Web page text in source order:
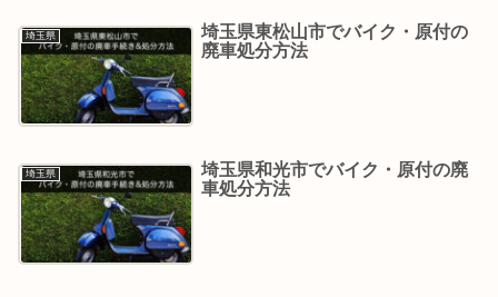
埼玉県
埼玉県東松山市でバイク・原付の
廃車処分方法
埼玉県
埼玉県和光市でバイク・原付の廃
車処分方法